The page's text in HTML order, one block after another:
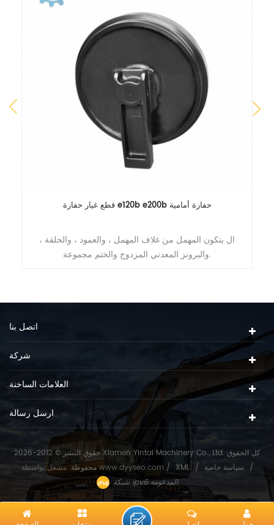
قطع غيار حفارة e120b e200b حفارة أمامية
ال يتكون المهمل من غلاف المهمل ، والعمود ، والحلقة ،
والبرونز المعدني المزدوج والختم مجموعة.
اتصل بنا
شركة
العلامات الساخنة
ارسل رسالة
حقوق النشر © 2012-2026 Xiamen Yintai Machinery Co., Ltd. كل الحقوق
محفوظة.مشغل بواسطةwww.dyyseo.com / XML / سياسة خاصة /
شبكة ipv6 المدعومة